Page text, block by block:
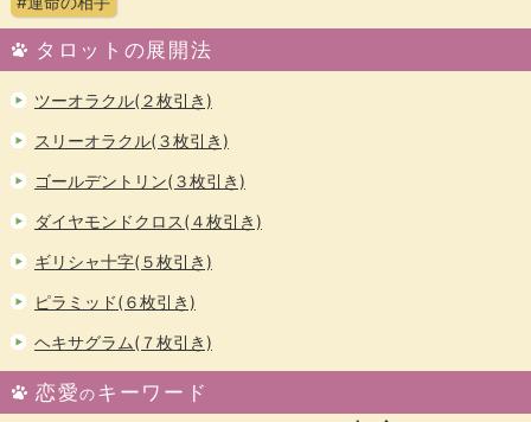
タロットの展開法
ツーオラクル(２枚引き)
スリーオラクル(３枚引き)
ゴールデントリン(３枚引き)
ダイヤモンドクロス(４枚引き)
ギリシャ十字(５枚引き)
ピラミッド(６枚引き)
ヘキサグラム(７枚引き)
恋愛のキーワード